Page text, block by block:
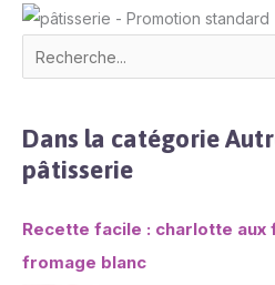
Dans la catégorie
pâtisserie
Recette facile : charlotte
fromage blanc